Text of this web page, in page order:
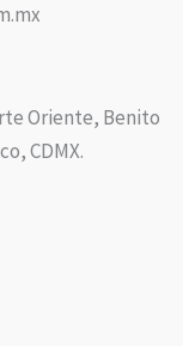
Oriente, Benito
CDMX.